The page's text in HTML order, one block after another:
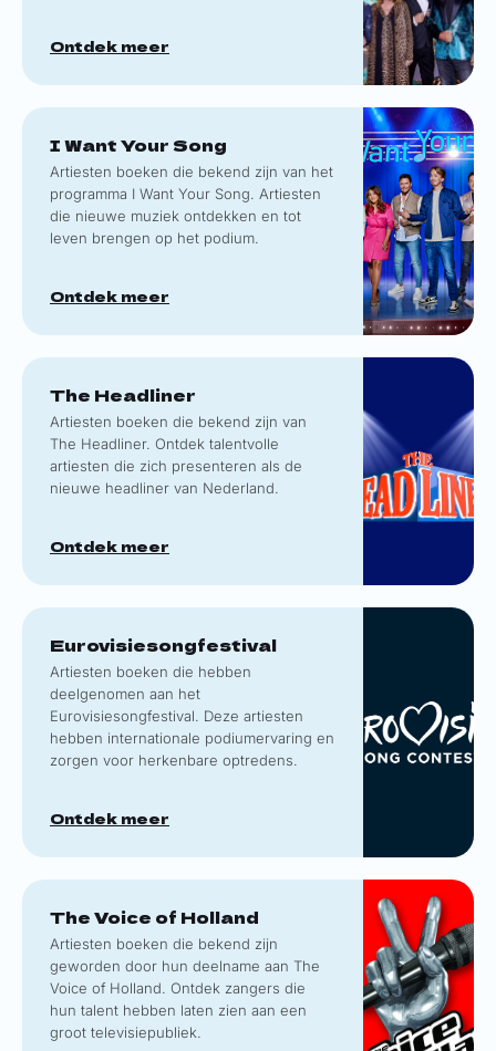
Ontdek meer
I Want Your Song
Artiesten boeken die bekend zijn van het
programma I Want Your Song. Artiesten
die nieuwe muziek ontdekken en tot
leven brengen op het podium.
Ontdek meer
The Headliner
Artiesten boeken die bekend zijn van
The Headliner. Ontdek talentvolle
artiesten die zich presenteren als de
nieuwe headliner van Nederland.
Ontdek meer
Eurovisiesongfestival
Artiesten boeken die hebben
deelgenomen aan het
Eurovisiesongfestival. Deze artiesten
hebben internationale podiumervaring en
zorgen voor herkenbare optredens.
Ontdek meer
The Voice of Holland
Artiesten boeken die bekend zijn
geworden door hun deelname aan The
Voice of Holland. Ontdek zangers die
hun talent hebben laten zien aan een
groot televisiepubliek.